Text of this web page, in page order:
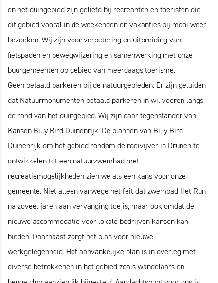
en het duingebied zijn geliefd bij recreanten en toeristen die
dit gebied vooral in de weekenden en vakanties bij mooi weer
bezoeken. Wij zijn voor verbetering en uitbreiding van
fietspaden en bewegwijzering en samenwerking met onze
buurgemeenten op gebied van meerdaags toerisme.
Geen betaald parkeren bij de natuurgebieden: Er zijn geluiden
dat Natuurmonumenten betaald parkeren in wil voeren langs
de rand van het duingebied. Wij zijn daar tegenstander van.
Kansen Billy Bird Duinenrijk: De plannen van Billy Bird
Duinenrijk om het gebied rondom de roeivijver in Drunen te
ontwikkelen tot een natuurzwembad met
recreatiemogelijkheden zien we als een kans voor onze
gemeente. Niet alleen vanwege het feit dat zwembad Het Run
na zoveel jaren aan vervanging toe is, maar ook omdat de
nieuwe accommodatie voor lokale bedrijven kansen kan
bieden. Daarnaast zorgt het plan voor nieuwe
werkgelegenheid. Het aanvankelijke plan is in overleg met
diverse betrokkenen in het gebied zoals wandelaars en